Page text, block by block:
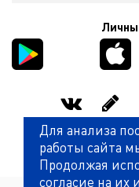
Для анализа
работы сайта
Продолжая
согласие на их